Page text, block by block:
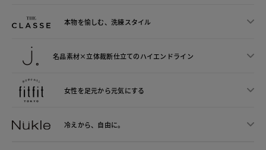
本物を愉しむ、洗練スタイル
名品素材×立体裁断仕立てのハイエンドライン
女性を足元から元気にする
冷えから、 自由に。